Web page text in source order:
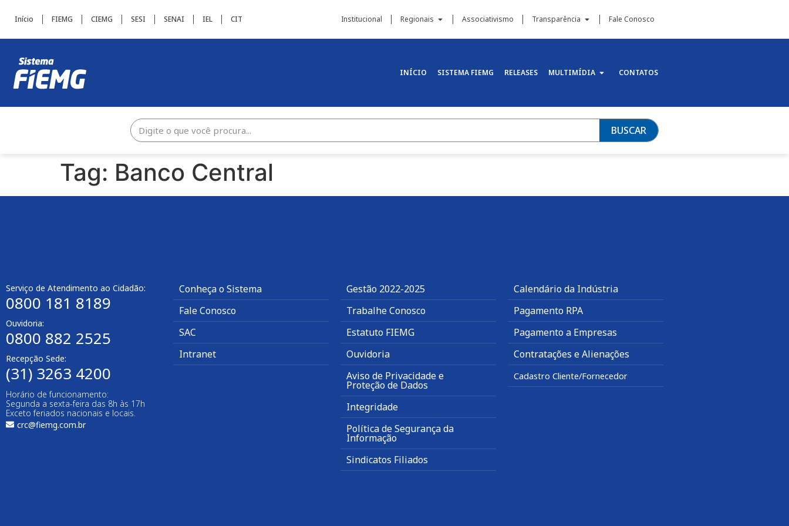
Início FIEMG CIEMG SESI SENAI IEL CIT Institucional Regionais Associativismo Transparência Fale Conosco
INÍCIO SISTEMA FIEMG RELEASES MULTIMÍDIA CONTATOS
BUSCAR
Tag: Banco Central
Serviço de Atendimento ao Cidadão:
0800 181 8189
Ouvidoria:
0800 882 2525
Recepção Sede:
(31) 3263 4200
Horário de funcionamento:
Segunda a sexta-feira das 8h às 17h
Exceto feriados nacionais e locais.
crc@fiemg.com.br
Conheça o Sistema
Fale Conosco
SAC
Intranet
Gestão 2022-2025
Trabalhe Conosco
Estatuto FIEMG
Ouvidoria
Aviso de Privacidade e
Proteção de Dados
Integridade
Política de Segurança da
Informação
Sindicatos Filiados
Calendário da Indústria
Pagamento RPA
Pagamento a Empresas
Contratações e Alienações
Cadastro Cliente/Fornecedor